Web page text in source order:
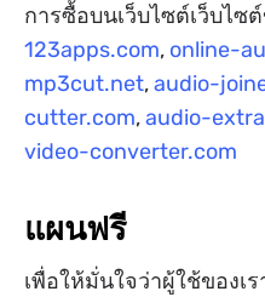
การซื้อบนเว็บไซต์เว็บไซ
123apps.com, online-
mp3cut.net,audio-
cutter.com,audio-
video-converter.com
แผนฟรี
เพื่อให้มั่นใจว่าผู้ใช้ของเ